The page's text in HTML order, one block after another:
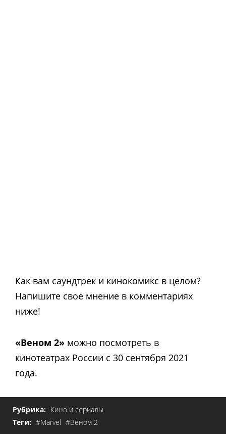
Как вам саундтрек и кинокомикс в целом?
Напишите свое мнение в комментариях
ниже!
«Веном 2» можно посмотреть в
кинотеатрах России с 30 сентября 2021
года.
Рубрика: Кино и сериалы
Теги: #Marvel #Веном 2